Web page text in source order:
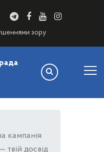
зору
кампанія
твій досвід